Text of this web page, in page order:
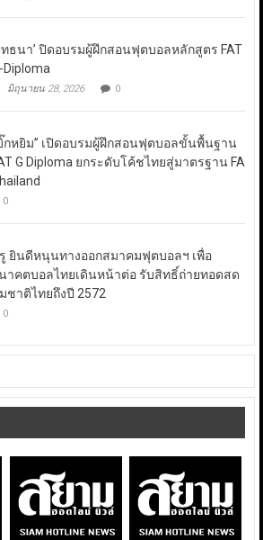
ทธนา’ ปิดอบรมผู้ฝึกสอนฟุตบอลหลักสูตร FAT
Diploma
มิถุนายน 28, 2026 0
กหยิม” เปิดอบรมผู้ฝึกสอนฟุตบอลขั้นพื้นฐาน
G Diploma ยกระดับโค้ชไทยสู่มาตรฐาน FA
0
ยินดีหนุนทางออกสมาคมฟุตบอลฯ เพื่อ
าคตบอลไทยเดินหน้าต่อ รับสิทธิ์ถ่ายทอดสด
ชาติไทยถึงปี 2572
0